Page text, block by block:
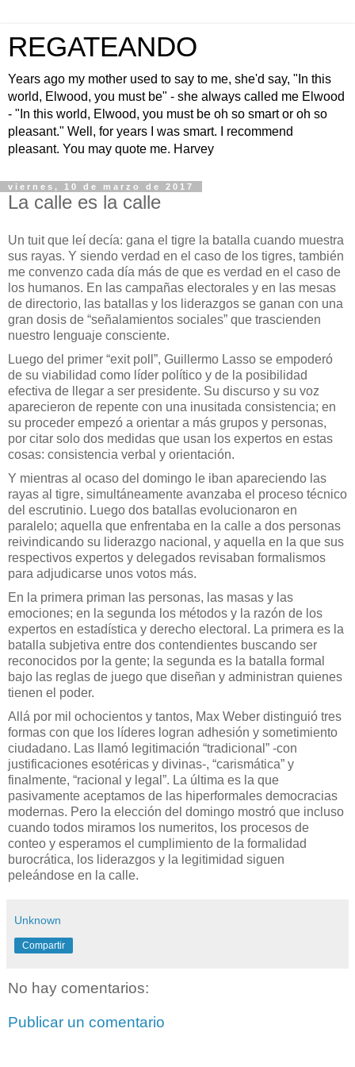
REGATEANDO
Years ago my mother used to say to me, she'd say, "In this
world, Elwood, you must be" - she always called me Elwood
- "In this world, Elwood, you must be oh so smart or oh so
pleasant." Well, for years I was smart. I recommend
pleasant. You may quote me. Harvey
viernes, 10 de marzo de 2017
La calle es la calle
Un tuit que leí decía: gana el tigre la batalla cuando muestra
sus rayas. Y siendo verdad en el caso de los tigres, también
me convenzo cada día más de que es verdad en el caso de
los humanos. En las campañas electorales y en las mesas
de directorio, las batallas y los liderazgos se ganan con una
gran dosis de “señalamientos sociales” que trascienden
nuestro lenguaje consciente.
Luego del primer “exit poll”, Guillermo Lasso se empoderó
de su viabilidad como líder político y de la posibilidad
efectiva de llegar a ser presidente. Su discurso y su voz
aparecieron de repente con una inusitada consistencia; en
su proceder empezó a orientar a más grupos y personas,
por citar solo dos medidas que usan los expertos en estas
cosas: consistencia verbal y orientación.
Y mientras al ocaso del domingo le iban apareciendo las
rayas al tigre, simultáneamente avanzaba el proceso técnico
del escrutinio. Luego dos batallas evolucionaron en
paralelo; aquella que enfrentaba en la calle a dos personas
reivindicando su liderazgo nacional, y aquella en la que sus
respectivos expertos y delegados revisaban formalismos
para adjudicarse unos votos más.
En la primera priman las personas, las masas y las
emociones; en la segunda los métodos y la razón de los
expertos en estadística y derecho electoral. La primera es la
batalla subjetiva entre dos contendientes buscando ser
reconocidos por la gente; la segunda es la batalla formal
bajo las reglas de juego que diseñan y administran quienes
tienen el poder.
Allá por mil ochocientos y tantos, Max Weber distinguió tres
formas con que los líderes logran adhesión y sometimiento
ciudadano. Las llamó legitimación “tradicional” -con
justificaciones esotéricas y divinas-, “carismática” y
finalmente, “racional y legal”. La última es la que
pasivamente aceptamos de las hiperformales democracias
modernas. Pero la elección del domingo mostró que incluso
cuando todos miramos los numeritos, los procesos de
conteo y esperamos el cumplimiento de la formalidad
burocrática, los liderazgos y la legitimidad siguen
peleándose en la calle.
Unknown
Compartir
No hay comentarios:
Publicar un comentario